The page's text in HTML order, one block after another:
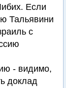
Если
Тальявини
с
- видимо,
доклад